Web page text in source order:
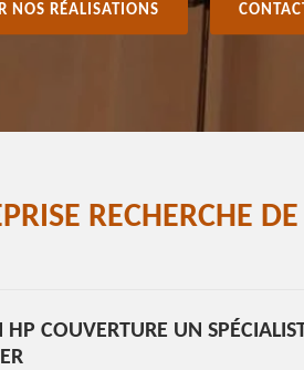
NOS RÉALISATIONS
RECHERCHE
HP COUVERTURE UN